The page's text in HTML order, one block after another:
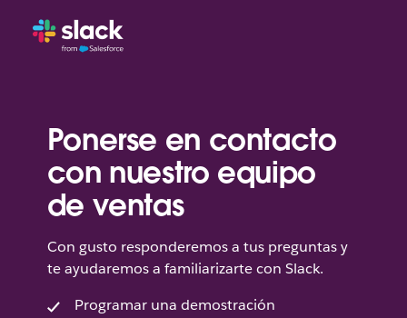
Ponerse en contacto
con nuestro equipo
de ventas
Con gusto responderemos a tus preguntas y
te ayudaremos a familiarizarte con Slack.
Programar una demostración